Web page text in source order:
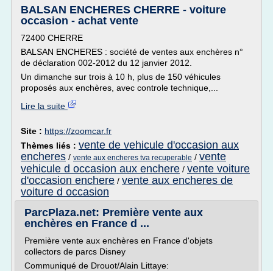
BALSAN ENCHERES CHERRE - voiture
occasion - achat vente
72400 CHERRE
BALSAN ENCHERES : société de ventes aux enchères n°
de déclaration 002-2012 du 12 janvier 2012.
Un dimanche sur trois à 10 h, plus de 150 véhicules
proposés aux enchères, avec controle technique,...
Lire la suite
Site : https://zoomcar.fr
Thèmes liés : vente de vehicule d'occasion aux
encheres / vente aux encheres tva recuperable / vente
vehicule d occasion aux enchere / vente voiture
d'occasion enchere / vente aux encheres de
voiture d occasion
ParcPlaza.net: Première vente aux
enchères en France d ...
Première vente aux enchères en France d'objets
collectors de parcs Disney
Communiqué de Drouot/Alain Littaye: